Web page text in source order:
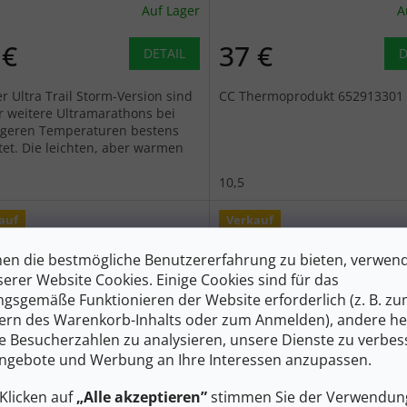
die bestmögliche Benutzererfahrung zu bieten,
Website Cookies. Einige Cookies sind für das
Funktionieren der Website erforderlich (z. B.
des Warenkorb-Inhalts oder zum Anmelden), andere
Besucherzahlen zu analysieren, unsere Dienste zu
und Werbung an Ihre Interessen anzupassen.
auf„Alle akzeptieren”stimmen Sie der
Auf Lager
DETAIL
Ultra Trail Storm-Version sind
weitere Ultramarathons bei
Temperaturen bestens
Die leichten, aber warmen
37 €
CC Thermoprodukt
10,5
49 €
–30 %
Verkauf